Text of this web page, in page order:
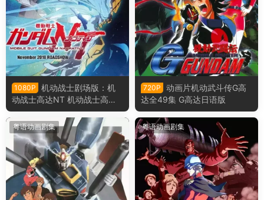
1080P
机动战士剧场版：机
动战士高达NT 机动战士高达N
T粤语版
720P
动画片机动武斗传G高
达全49集 G高达日语版
粤语动画剧集 粤语动画剧集